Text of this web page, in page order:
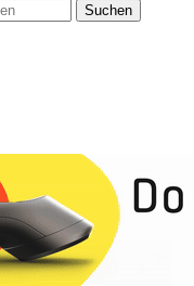
Suchen